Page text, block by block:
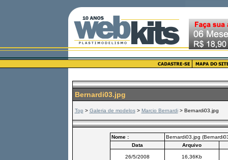
Bernardi03.jpg
Top > Galeria de modelos> Marcio Bernardi> Bernardi03.jpg
Nome :
Bernardi03.jpg
Data
Arquivo
26/5/2008 16,36Kb